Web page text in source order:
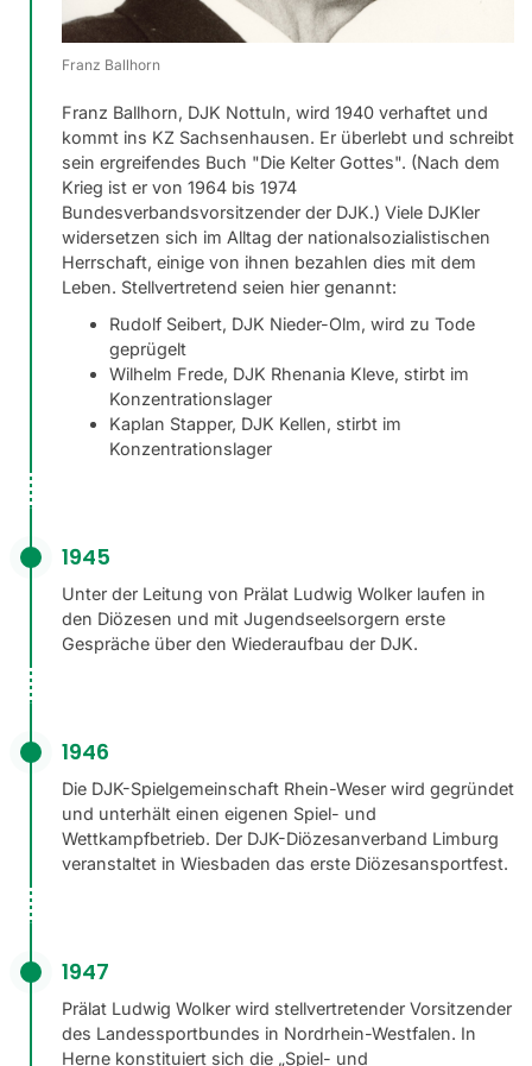
Franz Ballhorn
Franz Ballhorn, DJK Nottuln, wird 1940 verhaftet und
kommt ins KZ Sachsenhausen. Er überlebt und schreibt
sein ergreifendes Buch "Die Kelter Gottes". (Nach dem
Krieg ist er von 1964 bis 1974
Bundesverbandsvorsitzender der DJK.) Viele DJKler
widersetzen sich im Alltag der nationalsozialistischen
Herrschaft, einige von ihnen bezahlen dies mit dem
Leben. Stellvertretend seien hier genannt:
Rudolf Seibert, DJK Nieder-Olm, wird zu Tode
geprügelt
Wilhelm Frede, DJK Rhenania Kleve, stirbt im
Konzentrationslager
Kaplan Stapper, DJK Kellen, stirbt im
Konzentrationslager
1945
Unter der Leitung von Prälat Ludwig Wolker laufen in
den Diözesen und mit Jugendseelsorgern erste
Gespräche über den Wiederaufbau der DJK.
1946
Die DJK-Spielgemeinschaft Rhein-Weser wird gegründet
und unterhält einen eigenen Spiel- und
Wettkampfbetrieb. Der DJK-Diözesanverband Limburg
veranstaltet in Wiesbaden das erste Diözesansportfest.
1947
Prälat Ludwig Wolker wird stellvertretender Vorsitzender
des Landessportbundes in Nordrhein-Westfalen. In
Herne konstituiert sich die „Spiel- und